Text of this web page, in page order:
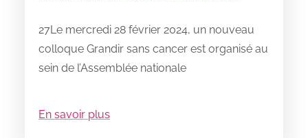
27Le mercredi 28 février 2024, un nouveau
colloque Grandir sans cancer est organisé au
sein de l’Assemblée nationale
En savoir plus